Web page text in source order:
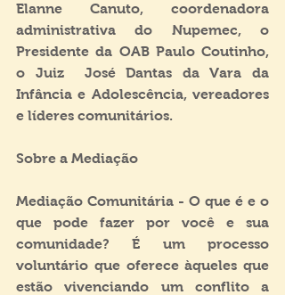
Elanne Canuto, coordenadora
administrativa do Nupemec, o
Presidente da OAB Paulo Coutinho,
o Juiz  José Dantas da Vara da
Infância e Adolescência, vereadores
e líderes comunitários.
Sobre a Mediação
Mediação Comunitária - O que é e o
que pode fazer por você e sua
comunidade? É um processo
voluntário que oferece àqueles que
estão vivenciando um conflito a